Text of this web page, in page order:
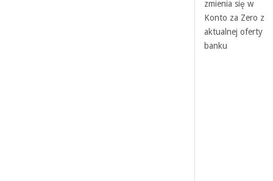
zmienia się w
Konto za Zero z
aktualnej oferty
banku